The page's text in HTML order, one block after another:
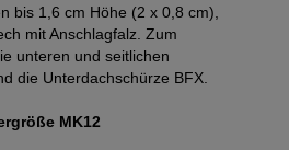
bis 1,6 cm Höhe (2 x 0,8 cm),
mit Anschlagfalz. Zum
unteren und seitlichen
die Unterdachschürze BFX.
MK12